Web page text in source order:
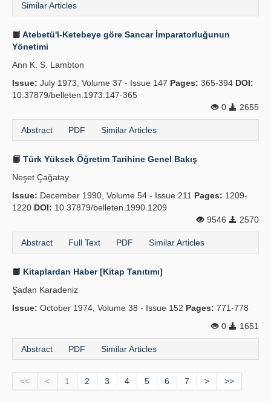
Similar Articles
Atebetü'l-Ketebeye göre Sancar İmparatorluğunun
Yönetimi
Ann K. S. Lambton
Issue: July 1973, Volume 37 - Issue 147 Pages: 365-394 DOI:
10.37879/belleten.1973.147-365
0
2655
Abstract PDF Similar Articles
Türk Yüksek Öğretim Tarihine Genel Bakış
Neşet Çağatay
Issue: December 1990, Volume 54 - Issue 211 Pages: 1209-
1220 DOI: 10.37879/belleten.1990.1209
9546
2570
Abstract Full Text PDF Similar Articles
Kitaplardan Haber [Kitap Tanıtımı]
Şadan Karadeniz
Issue: October 1974, Volume 38 - Issue 152 Pages: 771-778
0
1651
Abstract PDF Similar Articles
<< < 1 2 3 4 5 6 7 > >>